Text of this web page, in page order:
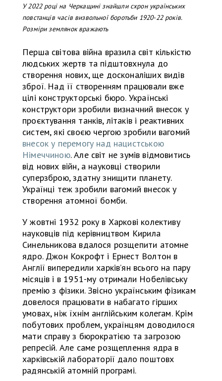
У 2022 році на Черкащині знайшли схрон українських
повстанців часів визвольної боротьби 1920-22 років.
Розміри землянок вражають
Перша світова війна вразила світ кількістю
людських жертв та підштовхнула до
створення нових, ще досконаліших видів
зброї. Над її створенням працювали вже
цілі конструкторські бюро. Українські
конструктори зробили визначний внесок у
проєктування танків, літаків і реактивних
систем, які своєю чергою зробили вагомий
внесок у перемогу над нацистською
Німеччиною. Але світ не зумів відмовитись
від нових війн, а науковці створили
суперзброю, здатну знищити планету.
Українці теж зробили вагомий внесок у
створення атомної бомби.
У жовтні 1932 року в Харкові колективу
науковців під керівництвом Кирила
Синельникова вдалося розщепити атомне
ядро. Джон Кокрофт і Ернест Волтон в
Англії випередили харків’ян всього на пару
місяців і в 1951-му отримали Нобелівську
премію з фізики. Звісно українським фізикам
довелося працювати в набагато гірших
умовах, ніж їхнім англійським колегам. Крім
побутових проблем, українцям доводилося
мати справу з бюрократією та загрозою
репресій. Але саме розщеплення ядра в
харківській лабораторії дало поштовх
радянській атомній програмі.